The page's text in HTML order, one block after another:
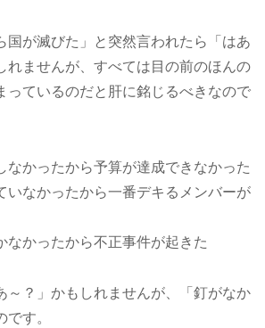
国が滅びた」と突然言われたら「はあ
れませんが、すべては目の前のほんの
っているのだと肝に銘じるべきなので
なかったから予算が達成できなかった
いなかったから一番デキるメンバーが
なかったから不正事件が起きた
～？」かもしれませんが、「釘がなか
す。